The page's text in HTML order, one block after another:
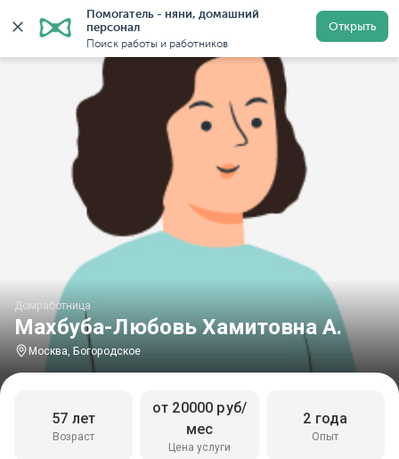
Помогатель - няни, домашний
персонал
Поиск работы и работников
Открыть
Главная Домработницы Домработницы в Москве
Махбуба-Любовь Хамитовна А.
Домработница
Москва, Богородское
Возраст
57 лет
Цена услуги
от 20000 руб/
мес
Опыт
2 года